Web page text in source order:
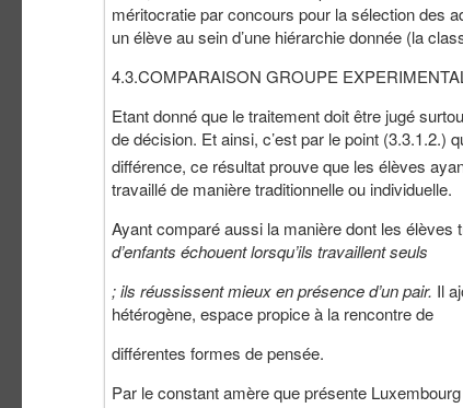
méritocratie par concours pour la sélection des
un élève au sein d’une hiérarchie donnée (la
4.3.COMPARAISON GROUPE
Etant donné que le traitement doit être jugé
de décision. Et ainsi, c’est par le point (3.3.1.2.)
différence, ce résultat prouve que les élèves
travaillé de manière traditionnelle ou individuelle.
Ayant comparé aussi la manière dont les
d’enfants échouent lorsqu’ils travaillent seuls
; ils réussissent mieux en présence d’un pair. Il
hétérogène, espace propice à la rencontre de
différentes formes de pensée.
Par le constant amère que présente